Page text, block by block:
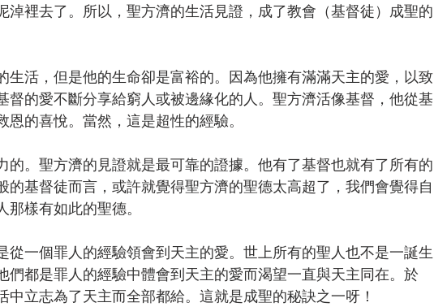
淖裡去了。所以，聖方濟的生活見證，成了教會（基督徒）成聖的
生活，但是他的生命卻是富裕的。因為他擁有滿滿天主的愛，以致
督的愛不斷分享給窮人或被邊緣化的人。聖方濟活像基督，他從基
恩的喜悅。當然，這是超性的經驗。
的。聖方濟的見證就是最可靠的證據。他有了基督也就有了所有的
的基督徒而言，或許就覺得聖方濟的聖德太高超了，我們會覺得自
樣有如此的聖德。
從一個罪人的經驗領會到天主的愛。世上所有的聖人也不是一誕生
們都是罪人的經驗中體會到天主的愛而渴望一直與天主同在。於
中立志為了天主而全部都給。這就是成聖的秘訣之一呀！